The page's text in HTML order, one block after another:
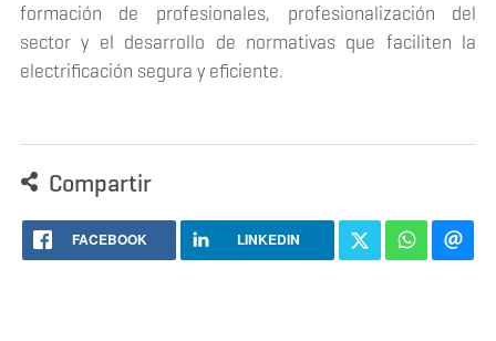
formación de profesionales, profesionalización del
sector y el desarrollo de normativas que faciliten la
electrificación segura y eficiente.
Compartir
FACEBOOK LINKEDIN